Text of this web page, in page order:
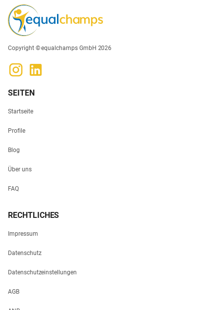
Copyright © equalchamps GmbH 2026
SEITEN
Startseite
Profile
Blog
Über uns
FAQ
RECHTLICHES
Impressum
Datenschutz
Datenschutzeinstellungen
AGB